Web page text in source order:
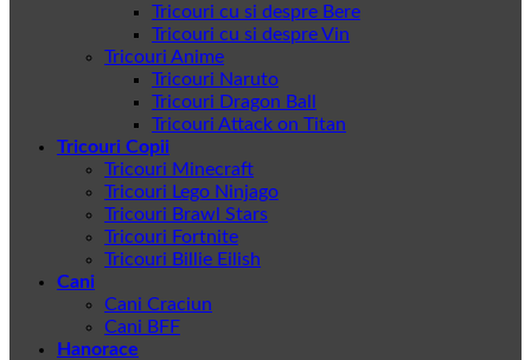
Tricouri cu si despre Bere
Tricouri cu si despre Vin
Tricouri Anime
Tricouri Naruto
Tricouri Dragon Ball
Tricouri Attack on Titan
Tricouri Copii
Tricouri Minecraft
Tricouri Lego Ninjago
Tricouri Brawl Stars
Tricouri Fortnite
Tricouri Billie Eilish
Cani
Cani Craciun
Cani BFF
Hanorace